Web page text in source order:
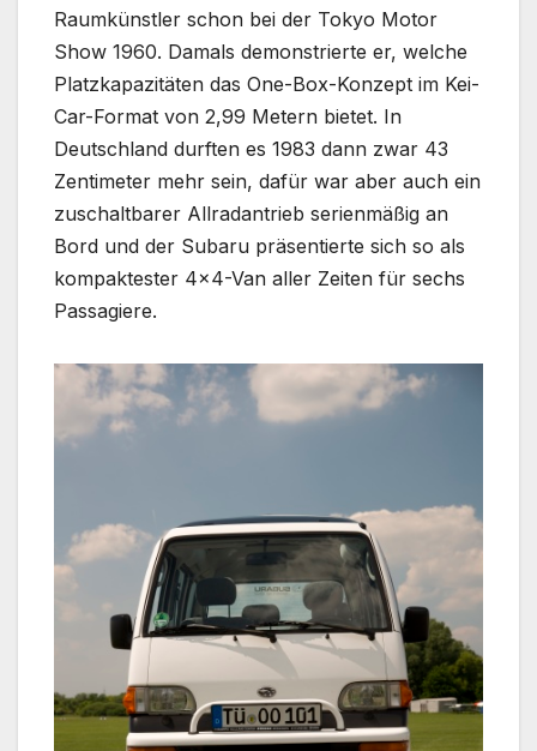
Raumkünstler schon bei der Tokyo Motor
Show 1960. Damals demonstrierte er, welche
Platzkapazitäten das One-Box-Konzept im Kei-
Car-Format von 2,99 Metern bietet. In
Deutschland durften es 1983 dann zwar 43
Zentimeter mehr sein, dafür war aber auch ein
zuschaltbarer Allradantrieb serienmäßig an
Bord und der Subaru präsentierte sich so als
kompaktester 4×4-Van aller Zeiten für sechs
Passagiere.